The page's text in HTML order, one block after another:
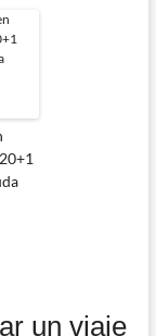
un viaje